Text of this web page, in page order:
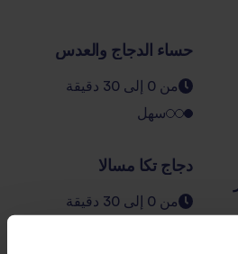
حساء الدجاج والعدس
من 0 إلى 30 دقيقة
سهل
دجاج تكا مسالا
من 0 إلى 30 دقيقة